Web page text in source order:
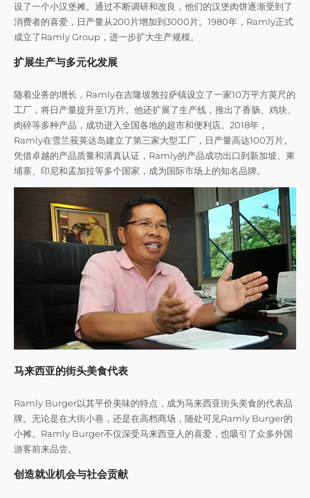
设了一个小汉堡摊。通过不断调研和改良，他们的汉堡肉饼逐渐受到了
消费者的喜爱，日产量从200片增加到3000片。1980年，Ramly正式
成立了Ramly Group，进一步扩大生产规模。
扩展生产与多元化发展
随着业务的增长，Ramly在吉隆坡敦拉萨镇设立了一家10万平方英尺的
工厂，将日产量提升至1万片。他还扩展了生产线，推出了香肠、鸡块、
肉碎等多种产品，成功进入全国各地的超市和便利店。2018年，
Ramly在雪兰莪英达岛建立了第三家大型工厂，日产量高达100万片。
凭借卓越的产品质量和清真认证，Ramly的产品成功出口到新加坡、柬
埔寨、印尼和孟加拉等多个国家，成为国际市场上的知名品牌。
马来西亚的街头美食代表
Ramly Burger以其平价美味的特点，成为马来西亚街头美食的代表品
牌。无论是在大街小巷，还是在高档商场，随处可见Ramly Burger的
小摊。Ramly Burger不仅深受马来西亚人的喜爱，也吸引了众多外国
游客前来品尝。
创造就业机会与社会贡献